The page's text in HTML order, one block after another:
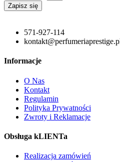
Zapisz się
571-927-114
Informacje
O Nas
Kontakt
Regulamin
Polityka Prywatności
Zwroty i Reklamacje
Obsługa kLIENTa
Realizacja zamówień